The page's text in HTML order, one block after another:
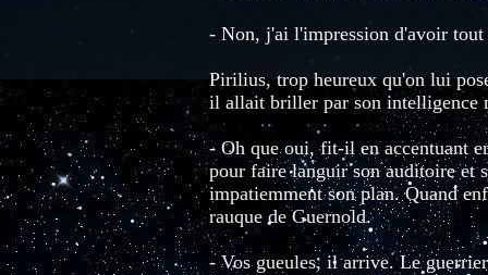
- Non, j'ai l'impression d'avoir
Pirilius, trop heureux qu'on lui
il allait briller par son intelligence
- Oh que oui, fit-il en accentuant
pour faire languir son auditoire et
impatiemment son plan. Quand
rauque de Guernold.
- Vos gueules, il arrive. Le